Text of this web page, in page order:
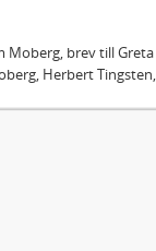
brev till
Herbert